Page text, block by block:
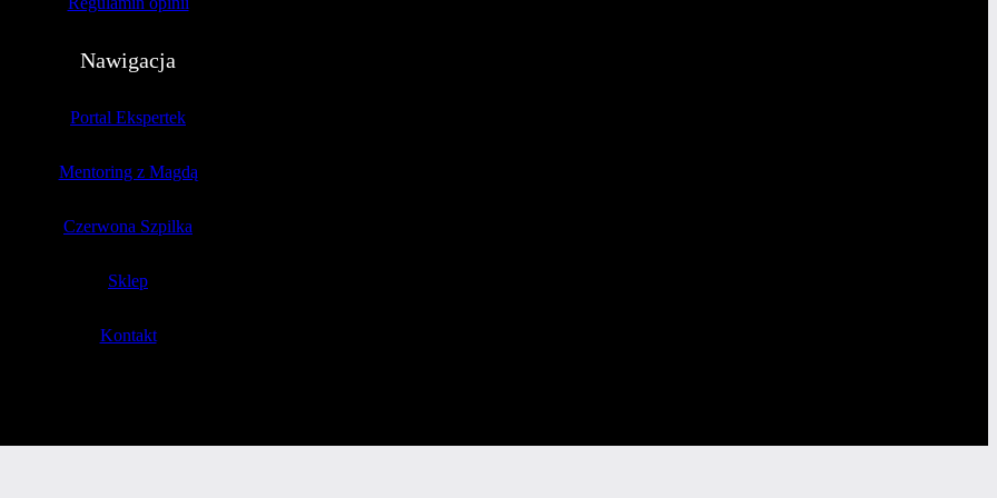
Nawigacja
Portal Ekspertek
Mentoring z Magdą
Czerwona Szpilka
Sklep
Kontakt